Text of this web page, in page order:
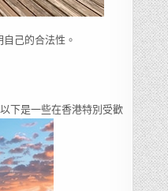
己的合法性。
下是一些在香港特別受歡